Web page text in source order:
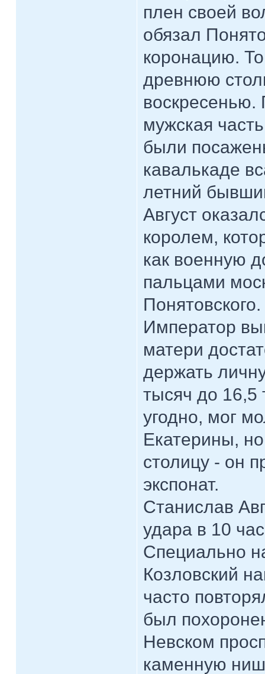
плен своей
обязал
коронацию.
древнюю
воскресенью.
мужская
были
кавалькаде
летний
Август
королем,
как военную
пальцами
Понятовского.
Император
матери
держать
тысяч до 16,5
угодно, мог
Екатерины,
столицу - он
экспонат.
Станислав
удара в 10
Специально
Козловский
часто
был
Невском
каменную